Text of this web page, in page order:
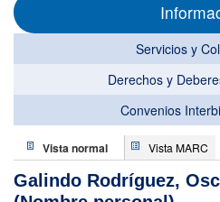
Servicios y
Derechos y
Convenios
Vista normal Vista MARC
Galindo Rodríguez,